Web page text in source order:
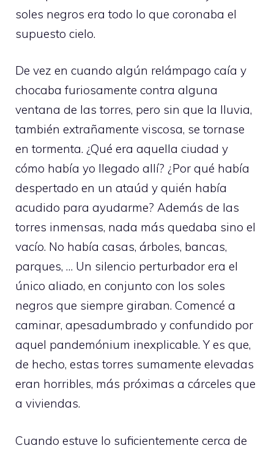
soles negros era todo lo que coronaba el
supuesto cielo.
De vez en cuando algún relámpago caía y
chocaba furiosamente contra alguna
ventana de las torres, pero sin que la lluvia,
también extrañamente viscosa, se tornase
en tormenta. ¿Qué era aquella ciudad y
cómo había yo llegado allí? ¿Por qué había
despertado en un ataúd y quién había
acudido para ayudarme? Además de las
torres inmensas, nada más quedaba sino el
vacío. No había casas, árboles, bancas,
parques, … Un silencio perturbador era el
único aliado, en conjunto con los soles
negros que siempre giraban. Comencé a
caminar, apesadumbrado y confundido por
aquel pandemónium inexplicable. Y es que,
de hecho, estas torres sumamente elevadas
eran horribles, más próximas a cárceles que
a viviendas.
Cuando estuve lo suficientemente cerca de